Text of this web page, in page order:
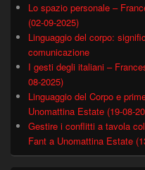
Lo spazio personale –
(02-09-2025)
Linguaggio del corpo:
comunicazione
I gesti degli italiani –
08-2025)
Linguaggio del Corpo e
Unomattina Estate (19-08-
Gestire i conflitti a tavola
Fant a Unomattina Estate